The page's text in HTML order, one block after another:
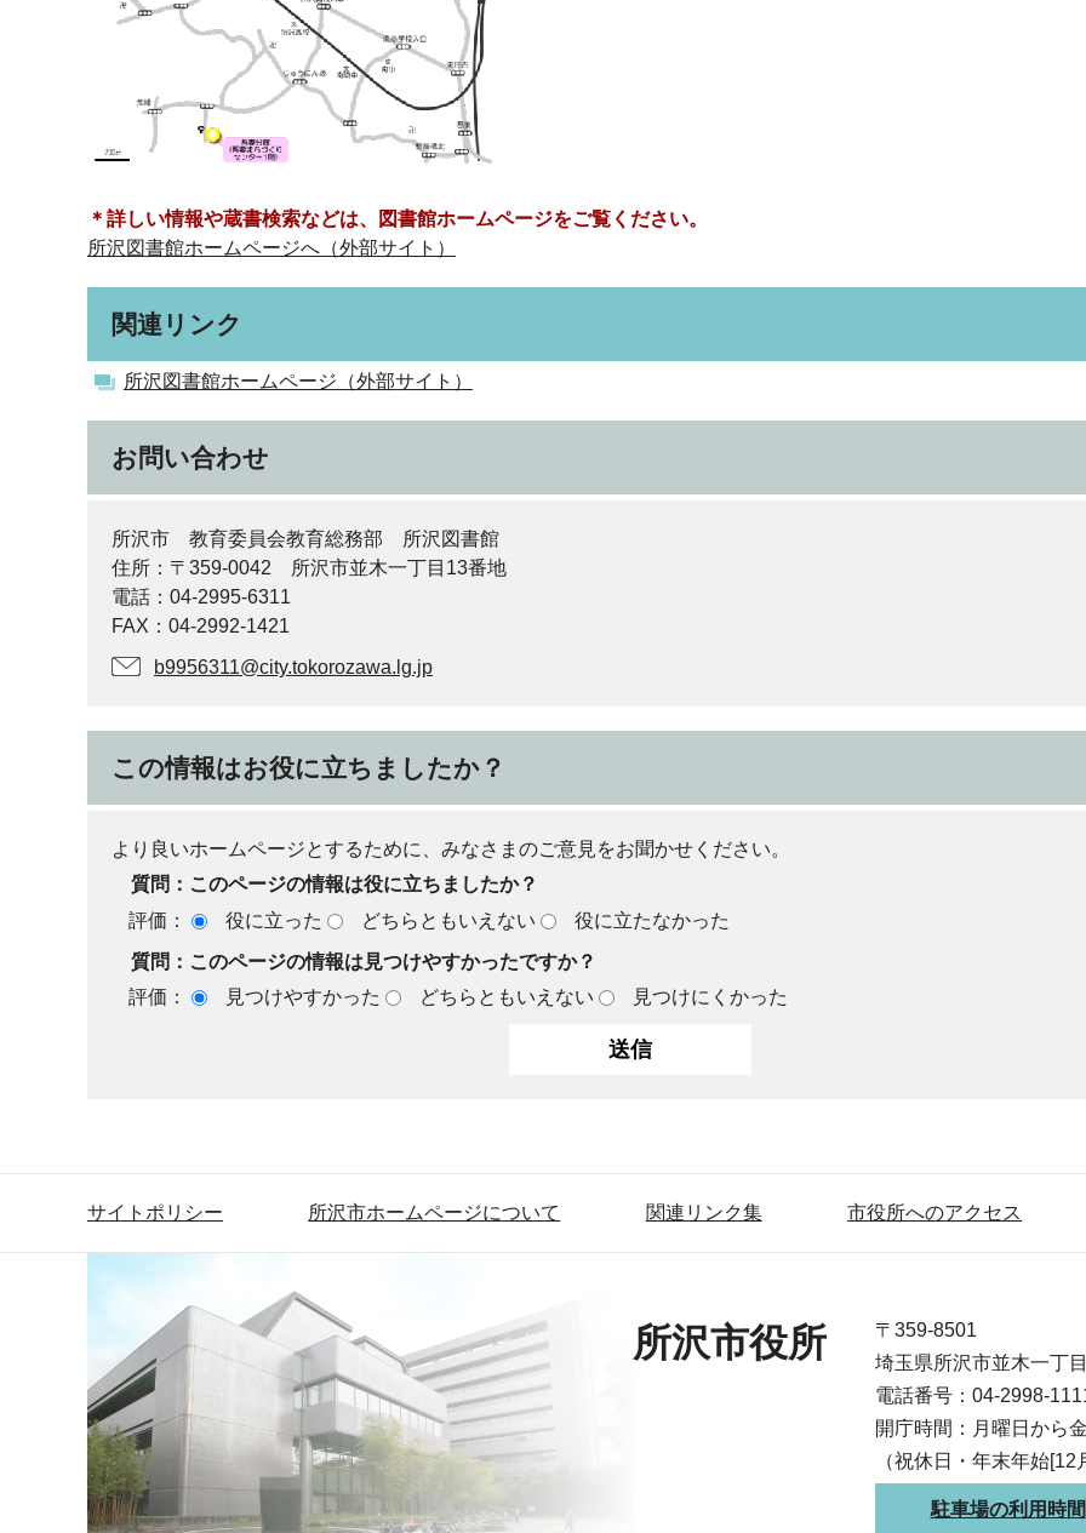
＊詳しい情報や蔵書検索などは、図書館ホームページをご覧ください。
所沢図書館ホームページへ（外部サイト）
関連リンク
所沢図書館ホームページ（外部サイト）
お問い合わせ
所沢市 教育委員会教育総務部 所沢図書館
住所：〒359-0042 所沢市並木一丁目13番地
電話：04-2995-6311
FAX：04-2992-1421
b9956311@city.tokorozawa.lg.jp
この情報はお役に立ちましたか？
より良いホームページとするために、みなさまのご意見をお聞かせください。
質問：このページの情報は役に立ちましたか？
評価：
役に立った どちらともいえない
役に立たなかった
質問：このページの情報は見つけやすかったですか？
評価：
見つけやすかった どちらともいえない 見つけにくかった
サイトポリシー 所沢市ホームページについて 関連リンク集 市役所へのアクセス
所沢市役所
〒359-8501
埼玉県所沢市並木一丁
電話番号：04-2998-
開庁時間：月曜日から
（祝休日・年末年始
駐車場の利用時間